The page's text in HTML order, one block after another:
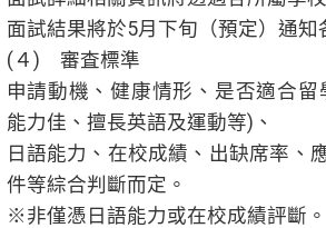
面試結果將於5月下旬（預定）通知
(４) 審査標準
申請動機、健康情形、是否適合
能力佳、擅長英語及運動等)、
日語能力、在校成績、出缺席率、
件等綜合判斷而定。
※非僅憑日語能力或在校成績評斷。